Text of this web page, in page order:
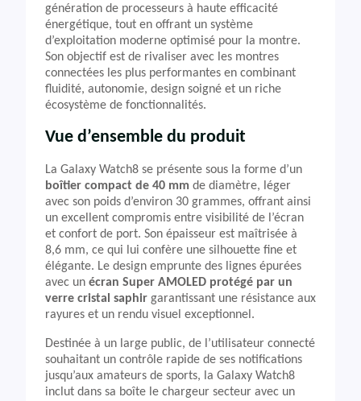
génération de processeurs à haute efficacité
énergétique, tout en offrant un système
d’exploitation moderne optimisé pour la montre.
Son objectif est de rivaliser avec les montres
connectées les plus performantes en combinant
fluidité, autonomie, design soigné et un riche
écosystème de fonctionnalités.
Vue d’ensemble du produit
La Galaxy Watch8 se présente sous la forme d’un
boîtier compact de 40 mm de diamètre, léger
avec son poids d’environ 30 grammes, offrant ainsi
un excellent compromis entre visibilité de l’écran
et confort de port. Son épaisseur est maîtrisée à
8,6 mm, ce qui lui confère une silhouette fine et
élégante. Le design emprunte des lignes épurées
avec un écran Super AMOLED protégé par un
verre cristal saphir garantissant une résistance aux
rayures et un rendu visuel exceptionnel.
Destinée à un large public, de l’utilisateur connecté
souhaitant un contrôle rapide de ses notifications
jusqu’aux amateurs de sports, la Galaxy Watch8
inclut dans sa boîte le chargeur secteur avec un